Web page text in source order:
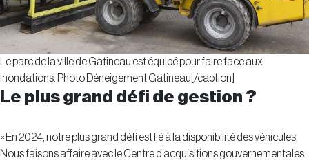
Le parc de la ville de Gatineau est équipé pour faire face aux
inondations. Photo Déneigement Gatineau[/caption]
Le plus grand défi de gestion ?
« En 2024, notre plus grand défi est lié à la disponibilité des véhicules.
Nous faisons affaire avec le Centre d’acquisitions gouvernementales